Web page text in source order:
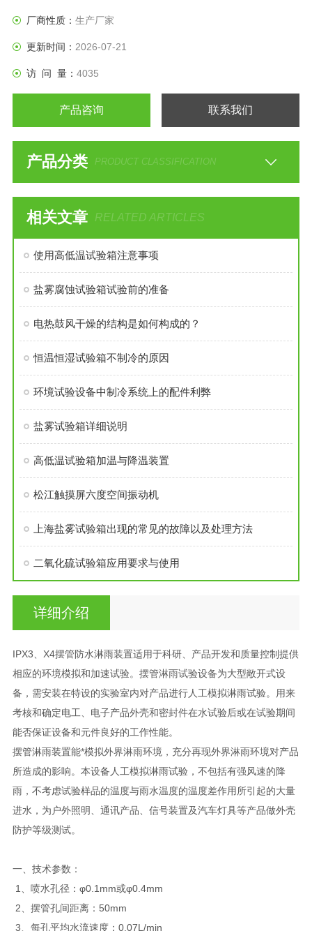
厂商性质： 生产厂家
更新时间： 2026-07-21
访 问 量： 4035
产品咨询 联系我们
产品分类 PRODUCT CLASSIFICATION
相关文章 RELATED ARTICLES
使用高低温试验箱注意事项
盐雾腐蚀试验箱试验前的准备
电热鼓风干燥的结构是如何构成的？
恒温恒湿试验箱不制冷的原因
环境试验设备中制冷系统上的配件利弊
盐雾试验箱详细说明
高低温试验箱加温与降温装置
松江触摸屏六度空间振动机
上海盐雾试验箱出现的常见的故障以及处理方法
二氧化硫试验箱应用要求与使用
详细介绍
IPX3、X4摆管防水淋雨装置适用于科研、产品开发和质量控制提供
相应的环境模拟和加速试验。摆管淋雨试验设备为大型敞开式设
备，需安装在特设的实验室内对产品进行人工模拟淋雨试验。用来
考核和确定电工、电子产品外壳和密封件在水试验后或在试验期间
能否保证设备和元件良好的工作性能。
摆管淋雨装置能*模拟外界淋雨环境，充分再现外界淋雨环境对产品
所造成的影响。本设备人工模拟淋雨试验，不包括有强风速的降
雨，不考虑试验样品的温度与雨水温度的温度差作用所引起的大量
进水，为户外照明、通讯产品、信号装置及汽车灯具等产品做外壳
防护等级测试。
一、技术参数：
1、喷水孔径：φ0.1mm或φ0.4mm
2、摆管孔间距离：50mm
3、每孔平均水流速度：0.07L/min